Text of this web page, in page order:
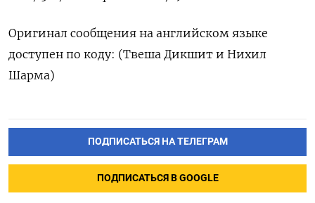
Оригинал сообщения на ‍английском языке
доступен по коду: (Твеша ⁠Дикшит и Нихил
Шарма)
ПОДПИСАТЬСЯ НА ТЕЛЕГРАМ
ПОДПИСАТЬСЯ В GOOGLE